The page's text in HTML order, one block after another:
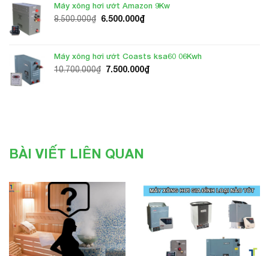
4.500.000₫.
Máy xông hơi ướt Amazon 9Kw
8.500.000₫ Giá
6.500.000₫Giá
6.500.000₫.
Máy xông hơi ướt Coasts ksa60 06Kwh
10.700.000₫ Giá
7.500.000₫Giá
BÀI VIẾT LIÊN QUAN